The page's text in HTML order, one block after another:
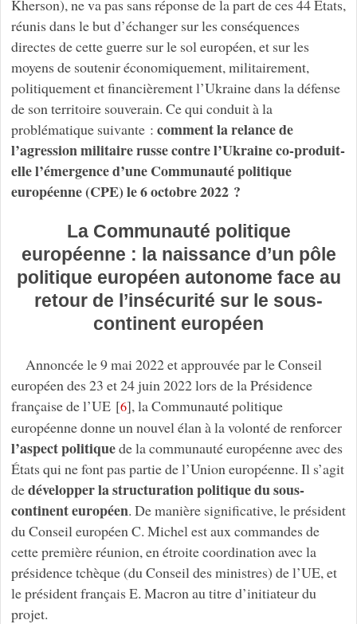
Kherson), ne va pas sans réponse de la part de ces 44 États,
réunis dans le but d’échanger sur les conséquences
directes de cette guerre sur le sol européen, et sur les
moyens de soutenir économiquement, militairement,
politiquement et financièrement l’Ukraine dans la défense
de son territoire souverain. Ce qui conduit à la
problématique suivante : comment la relance de
l’agression militaire russe contre l’Ukraine co-produit-
elle l’émergence d’une Communauté politique
européenne (CPE) le 6 octobre 2022 ?
La Communauté politique
européenne : la naissance d’un pôle
politique européen autonome face au
retour de l’insécurité sur le sous-
continent européen
Annoncée le 9 mai 2022 et approuvée par le Conseil
européen des 23 et 24 juin 2022 lors de la Présidence
française de l’UE[6], la Communauté politique
européenne donne un nouvel élan à la volonté de renforcer
l’aspect politiquede la communauté européenne avec des
États qui ne font pas partie de l’Union européenne. Il s’agit
dedévelopper la structuration politique du sous-
continent européen. De manière significative, le président
du Conseil européen C. Michel est aux commandes de
cette première réunion, en étroite coordination avec la
présidence tchèque (du Conseil des ministres) de l’UE, et
le président français E. Macron au titre d’initiateur du
projet.